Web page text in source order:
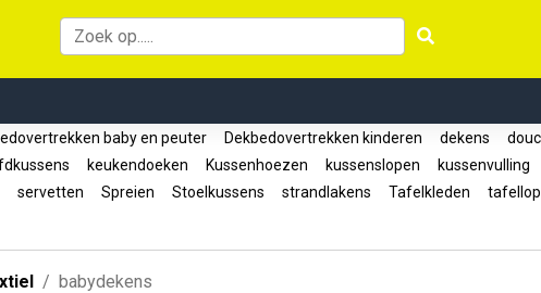
baby en peuter Dekbedovertrekken kinderen dekens
keukendoeken Kussenhoezen kussenslopen kussenvulling
servetten Spreien Stoelkussens strandlakens Tafelkleden
babydekens